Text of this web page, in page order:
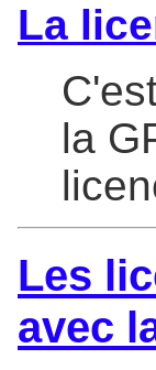
La
la
Les
avec